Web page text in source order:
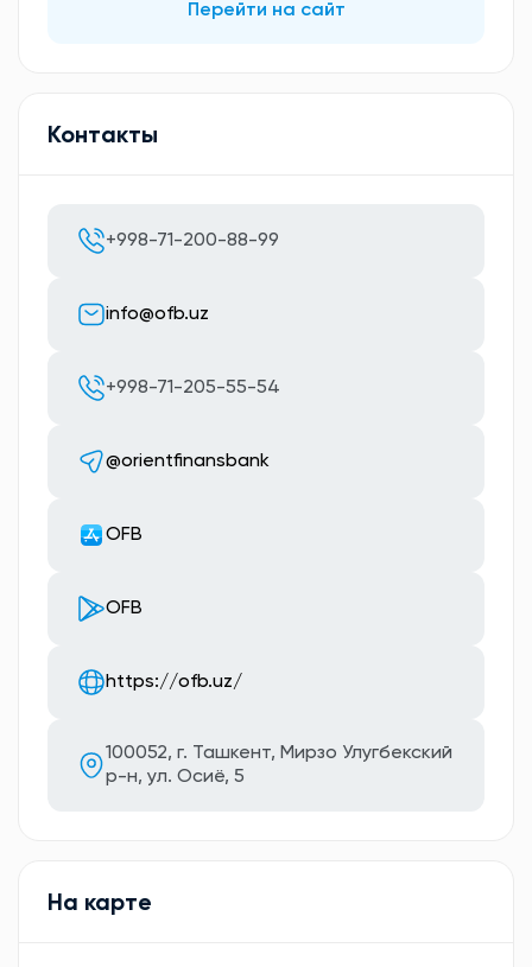
Перейти на сайт
Контакты
+998-71-200-88-99
info@ofb.uz
+998-71-205-55-54
@orientfinansbank
OFB
OFB
https://ofb.uz/
100052, г. Ташкент, Мирзо Улугбекский
р-н, ул. Осиё, 5
На карте